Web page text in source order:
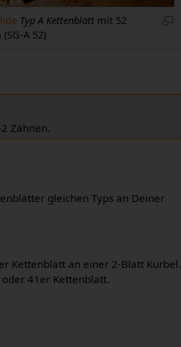
Typ A Kettenblatt mit 52
A 52)
Zähnen.
gleichen Typs an Deiner
Kettenblatt an einer 2-Blatt Kurbel.
41er Kettenblatt.